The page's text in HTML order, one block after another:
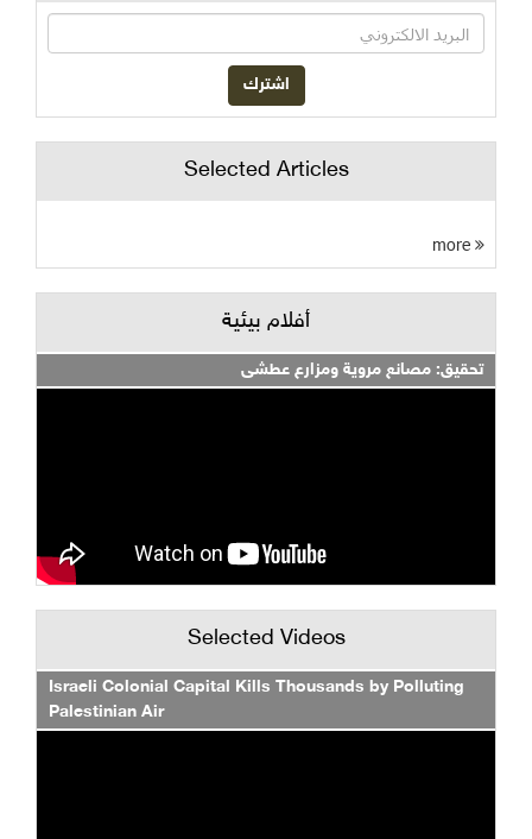
Selected Articles
أفلام بيئية
تحقيق: مصانع مروية ومزارع عطشى
Selected Videos
Israeli Colonial Capital Kills Thousands by Polluting
Palestinian Air